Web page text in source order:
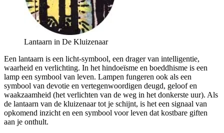
Lantaarn in De Kluizenaar
Een lantaarn is een licht-symbool, een drager van intelligentie,
waarheid en verlichting. In het hindoeïsme en boeddhisme is een
lamp een symbool van leven. Lampen fungeren ook als een
symbool van devotie en vertegenwoordigen deugd, geloof en
waakzaamheid (het verlichten van de weg in het donkerste uur). Als
de lantaarn van de kluizenaar tot je schijnt, is het een signaal van
opkomend inzicht en een symbool voor leven dat kostbare giften
aan je onthult.